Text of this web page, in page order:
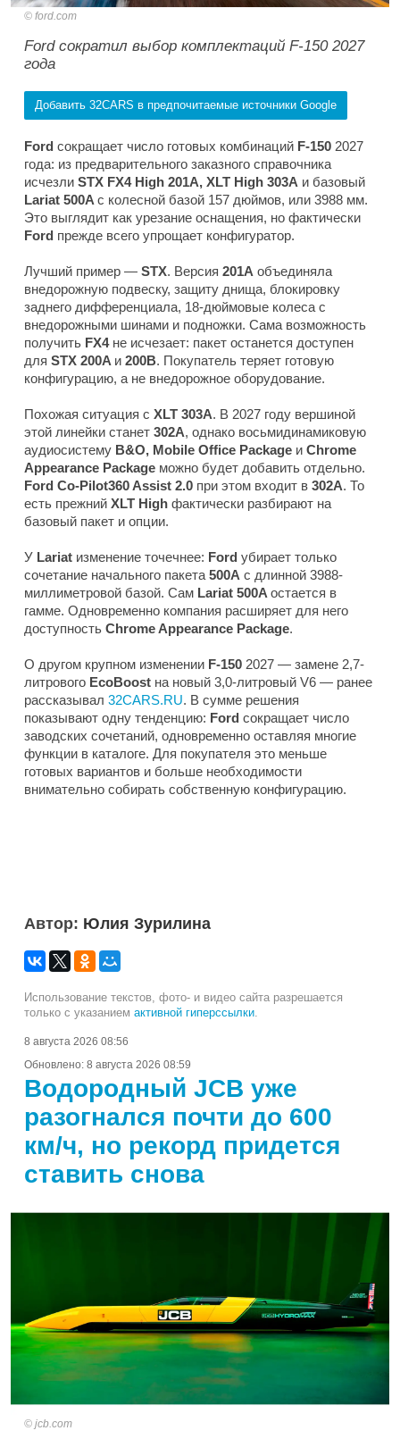
ford.com
Ford сократил выбор комплектаций F-150 2027
года
Добавить 32CARS в предпочитаемые источники Google
Ford сокращает число готовых комбинаций F-150 2027
года: из предварительного заказного справочника
исчезли STX FX4 High 201A, XLT High 303A и базовый
Lariat 500A с колесной базой 157 дюймов, или 3988 мм.
Это выглядит как урезание оснащения, но фактически
Ford прежде всего упрощает конфигуратор.
Лучший пример — STX. Версия 201A объединяла
внедорожную подвеску, защиту днища, блокировку
заднего дифференциала, 18-дюймовые колеса с
внедорожными шинами и подножки. Сама возможность
получить FX4не исчезает: пакет останется доступен
для STX 200A и 200B. Покупатель теряет готовую
конфигурацию, а не внедорожное оборудование.
Похожая ситуация с XLT 303A. В 2027 году вершиной
этой линейки станет 302A, однако восьмидинамиковую
аудиосистему B&O, Mobile Office Package и Chrome
Appearance Package можно будет добавить отдельно.
Ford Co-Pilot360 Assist 2.0 при этом входит в 302A. То
есть прежний XLT High фактически разбирают на
базовый пакет и опции.
У Lariat изменение точечнее: Ford убирает только
сочетание начального пакета 500A с длинной 3988-
миллиметровой базой. Сам Lariat 500A остается в
гамме. Одновременно компания расширяет для него
доступность Chrome Appearance Package.
О другом крупном изменении F-150 2027 — замене 2,7-
литрового EcoBoost на новый 3,0-литровый V6 — ранее
рассказывал 32CARS.RU. В сумме решения
показывают одну тенденцию: Ford сокращает число
заводских сочетаний, одновременно оставляя многие
функции в каталоге. Для покупателя это меньше
готовых вариантов и больше необходимости
внимательно собирать собственную конфигурацию.
Автор: Юлия Зурилина
Использование текстов, фото- и видео сайта разрешается
только с указанием активной гиперссылки
8 августа 2026 08:56
Обновлено: 8 августа 2026 08:59
Водородный JCB уже
разогнался почти до 600
км/ч, но рекорд придется
ставить снова
jcb.com